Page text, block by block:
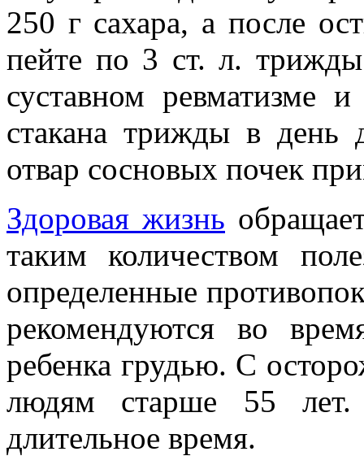
250 г сахара, а после
пейте по 3 ст. л.
суставном ревматизме
стакана трижды в день
отвар сосновых почек
Здоровая жизнь
таким количеством
определенные
рекомендуются во
ребенка грудью. С
людям старше 55
длительное время.